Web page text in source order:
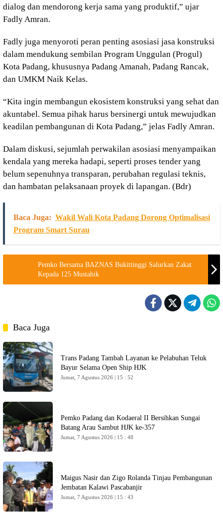
dialog dan mendorong kerja sama yang produktif,” ujar
Fadly Amran.
Fadly juga menyoroti peran penting asosiasi jasa konstruksi
dalam mendukung sembilan Program Unggulan (Progul)
Kota Padang, khususnya Padang Amanah, Padang Rancak,
dan UMKM Naik Kelas.
“Kita ingin membangun ekosistem konstruksi yang sehat dan
akuntabel. Semua pihak harus bersinergi untuk mewujudkan
keadilan pembangunan di Kota Padang,” jelas Fadly Amran.
Dalam diskusi, sejumlah perwakilan asosiasi menyampaikan
kendala yang mereka hadapi, seperti proses tender yang
belum sepenuhnya transparan, perubahan regulasi teknis,
dan hambatan pelaksanaan proyek di lapangan. (Bdr)
Baca Juga: Wakil Wali Kota Padang Dorong Optimalisasi
Program Smart Surau
Pemko Bersama BAZNAS Bukittinggi Salurkan Zakat
Kepada 125 Mustahik
Baca Juga
Trans Padang Tambah Layanan ke Pelabuhan Teluk
Bayur Selama Open Ship HJK
Jumat, 7 Agustus 2026 | 15 : 52
Pemko Padang dan Kodaeral II Bersihkan Sungai
Batang Arau Sambut HJK ke-357
Jumat, 7 Agustus 2026 | 15 : 48
Maigus Nasir dan Zigo Rolanda Tinjau Pembangunan
Jembatan Kalawi Pascabanjir
Jumat, 7 Agustus 2026 | 15 : 43